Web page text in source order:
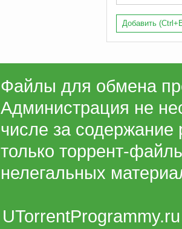
Добавить
Файлы для обмена
Администрация не
числе за
только торрент-
нелегальных
UTorrentProgrammy.ru